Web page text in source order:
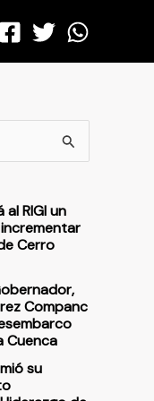
RIGI un
Cerro
Companc
Cuenca
su